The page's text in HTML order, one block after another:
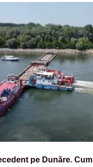
pe Dunăre. Cum